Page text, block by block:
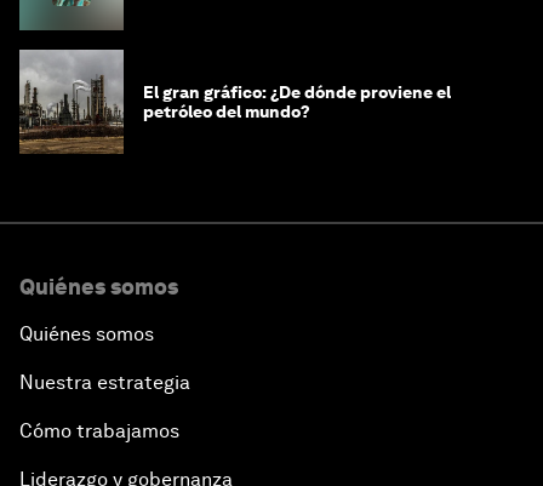
El gran gráfico: ¿De dónde proviene el
petróleo del mundo?
Quiénes somos
Quiénes somos
Nuestra estrategia
Cómo trabajamos
Liderazgo y gobernanza